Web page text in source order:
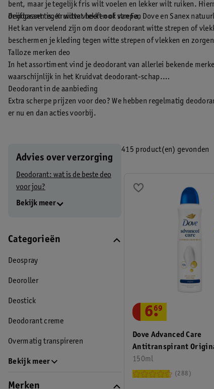
bent, maar je tegelijk fris wilt voelen en lekker wilt ruiken.
drijfgassen is. Kruidvat heeft ook van Fa, Dove en Sanex
Deodorant tegen witte vlekken of strepen
Het kan vervelend zijn om door deodorant witte strepen of
beschermen je kleding tegen witte strepen of vlekken en
Talloze merken deo
In het assortiment vind je deodorant van allerlei bekende
waarschijnlijk in het Kruidvat deodorant-schap.
Deodorant in de aanbieding
Extra scherpe prijzen voor deo? We hebben regelmatig
er nu en dan acties voorbij.
Advies over verzorging
Deodorant: wat is de beste deo
voor jou?
Bekijk meer
Categorieën
Deospray
Deoroller
Deostick
Deodorant creme
Overmatig transpireren
Bekijk meer
Merken
415 product(en) gevonden
Dove Advanced Care
Antitranspirant
Deodorant Spray
150ml
6.
69
288